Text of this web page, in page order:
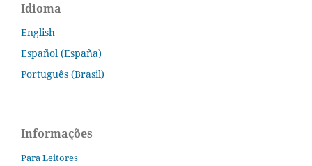
Idioma
English
Español (España)
Português (Brasil)
Informações
Para Leitores